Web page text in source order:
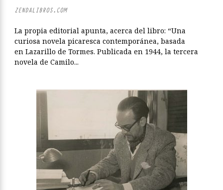
ZENDALIBROS.COM
La propia editorial apunta, acerca del libro: “Una
curiosa novela picaresca contemporánea, basada
en Lazarillo de Tormes. Publicada en 1944, la tercera
novela de Camilo...